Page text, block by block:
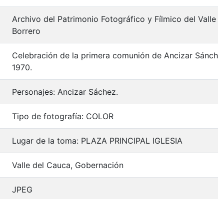
Archivo del Patrimonio Fotográfico y Fílmico del
Borrero
Celebración de la primera comunión de Ancizar
1970.
Personajes: Ancizar Sáchez.
Tipo de fotografía: COLOR
Lugar de la toma: PLAZA PRINCIPAL IGLESIA
Valle del Cauca, Gobernación
JPEG